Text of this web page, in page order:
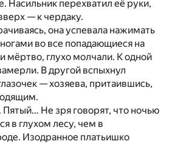
Насильник перехватил её руки,
— к чердаку.
она успевала нажимать
во все попадающиеся на
мёртво, глухо молчали. К одной
В другой вспыхнул
— хозяева, притаившись,
Не зря говорят, что ночью
в глухом лесу, чем в
Изодранное платьишко